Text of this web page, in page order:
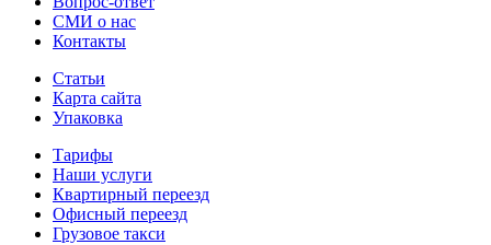
СМИ о нас
Контакты
Статьи
Карта сайта
Упаковка
Тарифы
Наши услуги
Квартирный переезд
Офисный переезд
Грузовое такси